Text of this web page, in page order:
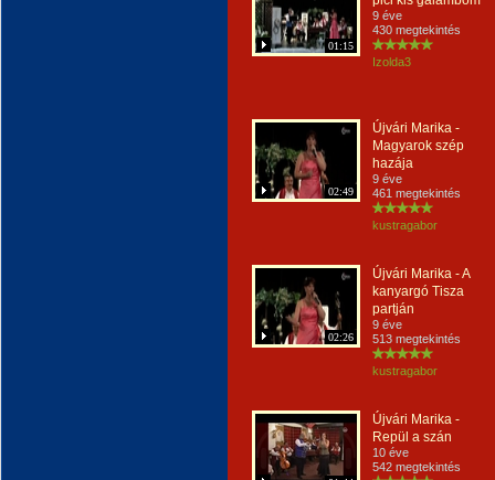
01:15
9 éve
430 megtekintés
Izolda3
02:49
Újvári Marika -
Magyarok szép
hazája
9 éve
461 megtekintés
kustragabor
02:26
Újvári Marika - A
kanyargó Tisza
partján
9 éve
513 megtekintés
kustragabor
Újvári Marika -
Repül a szán
10 éve
542 megtekintés